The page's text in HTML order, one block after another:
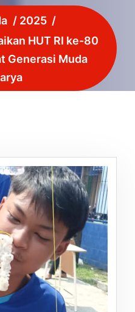
/ 2025 /
HUT RI ke-80
Generasi Muda